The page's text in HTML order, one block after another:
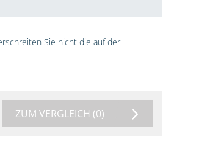
Sie nicht die auf der
ZUM VERGLEICH (0)